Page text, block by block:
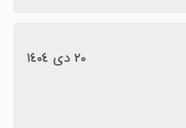
٢٠ دی ١٤٠٤